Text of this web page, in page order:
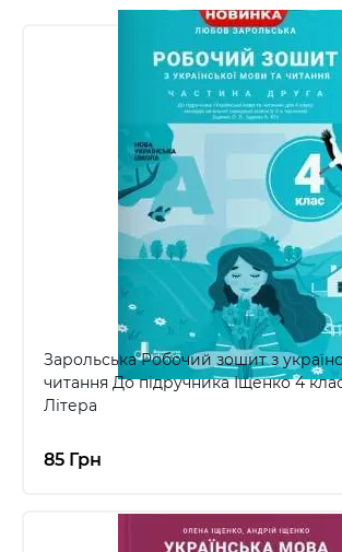
Зарольська Робочий зошит з
читання До підручника Іщенко 4
Літера
85 Грн